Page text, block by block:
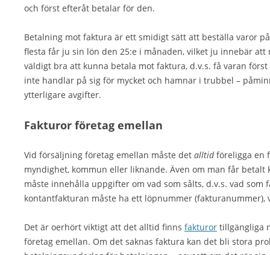
och först efteråt betalar för den.
Betalning mot faktura är ett smidigt sätt att beställa varor
flesta får ju sin lön den 25:e i månaden, vilket ju innebär
väldigt bra att kunna betala mot faktura, d.v.s. få varan
inte handlar på sig för mycket och hamnar i trubbel –
ytterligare avgifter.
Fakturor företag emellan
Vid försäljning företag emellan måste det alltidföreligga en
myndighet, kommun eller liknande. Även om man får
måste innehålla uppgifter om vad som sålts, d.v.s. vad
kontantfakturan måste ha ett löpnummer
Det är oerhört viktigt att det alltid finns fakturor tillgängliga
företag emellan. Om det saknas faktura kan det bli stora